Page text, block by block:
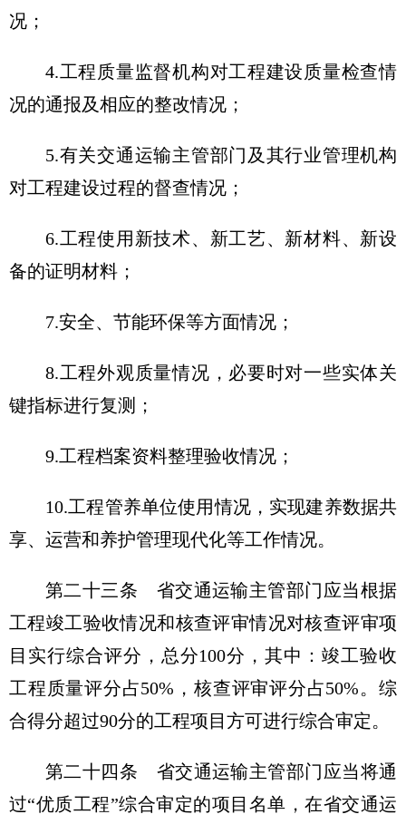
况；
4.工程质量监督机构对工程建设质量检查情
况的通报及相应的整改情况；
5.有关交通运输主管部门及其行业管理机构
对工程建设过程的督查情况；
6.工程使用新技术、新工艺、新材料、新设
备的证明材料；
7.安全、节能环保等方面情况；
8.工程外观质量情况，必要时对一些实体关
键指标进行复测；
9.工程档案资料整理验收情况；
10.工程管养单位使用情况，实现建养数据共
享、运营和养护管理现代化等工作情况。
第二十三条 省交通运输主管部门应当根据
工程竣工验收情况和核查评审情况对核查评审项
目实行综合评分，总分100分，其中：竣工验收
工程质量评分占50%，核查评审评分占50%。综
合得分超过90分的工程项目方可进行综合审定。
第二十四条 省交通运输主管部门应当将通
过“优质工程”综合审定的项目名单，在省交通运